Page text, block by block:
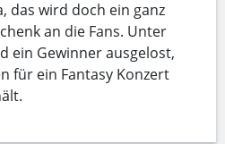
das wird doch ein ganz
an die Fans. Unter
ein Gewinner ausgelost,
für ein Fantasy Konzert